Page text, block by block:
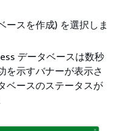
スを作成) を選択しま
データベースは数秒
を示すバナーが表示さ
ベースのステータスが